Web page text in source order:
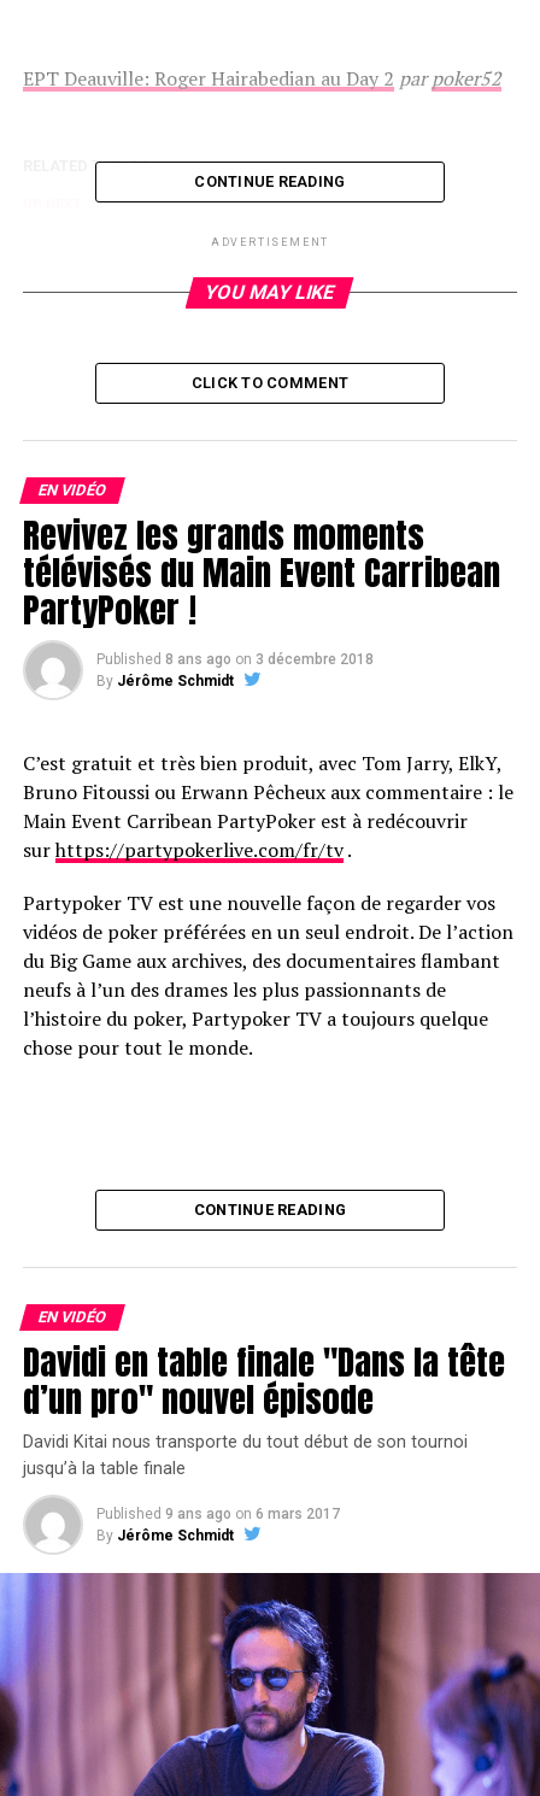
EPT Deauville: Roger Hairabedian au Day 2 parpoker52
RELATED TOPICS:
EPT Deauville : La vidéo de présentation
CONTINUE READING
ADVERTISEMENT
YOU MAY LIKE
CLICK TO COMMENT
EN VIDÉO
Revivez les grands moments
télévisés du Main Event Carribean
PartyPoker !
Published 8 ans ago on 3 décembre 2018
By Jérôme Schmidt
C’est gratuit et très bien produit, avec Tom Jarry, ElkY,
Bruno Fitoussi ou Erwann Pêcheux aux commentaire : le
Main Event Carribean PartyPoker est à redécouvrir
surhttps://partypokerlive.com/fr/tv.
Partypoker TV est une nouvelle façon de regarder vos
vidéos de poker préférées en un seul endroit. De l’action
du Big Game aux archives, des documentaires flambant
neufs à l’un des drames les plus passionnants de
l’histoire du poker, Partypoker TV a toujours quelque
chose pour tout le monde.
CONTINUE READING
EN VIDÉO
Davidi en table finale "Dans la tête
d’un pro" nouvel épisode
Davidi Kitai nous transporte du tout début de son tournoi
jusqu’à la table finale
Published 9 ans ago on 6 mars 2017
By Jérôme Schmidt